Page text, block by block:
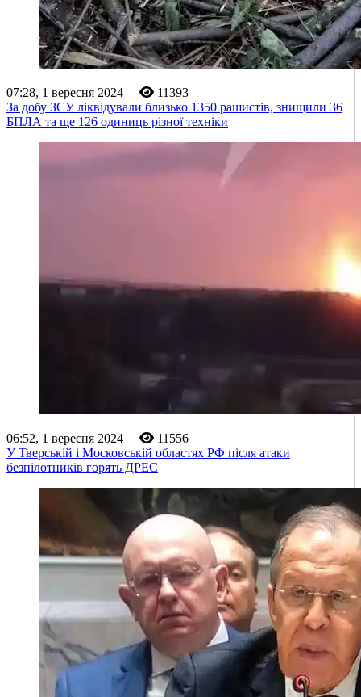
07:28, 1 вересня 2024
11393
За добу ЗСУ ліквідували близько 1350 рашистів, знищили 36
БПЛА та ще 126 одиниць різної техніки
06:52, 1 вересня 2024
11556
У Тверській і Московській областях РФ після атаки
безпілотників горять ДРЕС